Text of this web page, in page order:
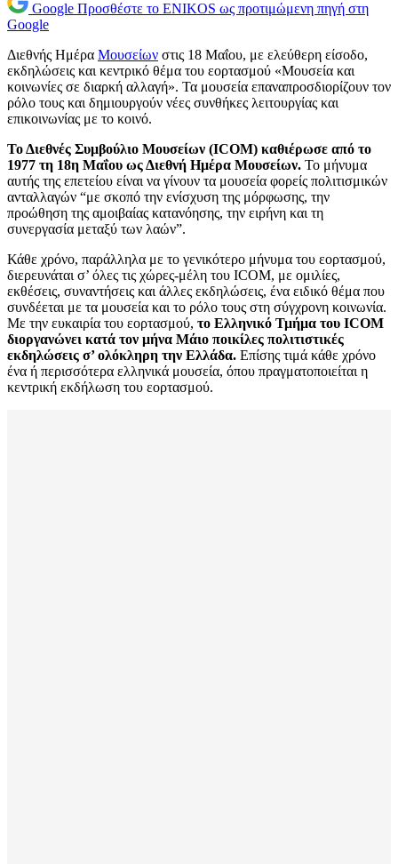
Google Προσθέστε το ENIKOS ως προτιμώμενη πηγή στη
Google
Διεθνής Ημέρα Μουσείων στις 18 Μαΐου, με ελεύθερη είσοδο,
εκδηλώσεις και κεντρικό θέμα του εορτασμού «Μουσεία και
κοινωνίες σε διαρκή αλλαγή». Τα μουσεία επαναπροσδιορίζουν τον
ρόλο τους και δημιουργούν νέες συνθήκες λειτουργίας και
επικοινωνίας με το κοινό.
Το Διεθνές Συμβούλιο Μουσείων (ICOM) καθιέρωσε από το
1977 τη 18η Μαΐου ως Διεθνή Ημέρα Μουσείων. Το μήνυμα
αυτής της επετείου είναι να γίνουν τα μουσεία φορείς πολιτισμικών
ανταλλαγών “με σκοπό την ενίσχυση της μόρφωσης, την
προώθηση της αμοιβαίας κατανόησης, την ειρήνη και τη
συνεργασία μεταξύ των λαών”.
Κάθε χρόνο, παράλληλα με το γενικότερο μήνυμα του εορτασμού,
διερευνάται σ’ όλες τις χώρες-μέλη του ICOM, με ομιλίες,
εκθέσεις, συναντήσεις και άλλες εκδηλώσεις, ένα ειδικό θέμα που
συνδέεται με τα μουσεία και το ρόλο τους στη σύγχρονη κοινωνία.
Με την ευκαιρία του εορτασμού, το Ελληνικό Τμήμα του ICOM
διοργανώνει κατά τον μήνα Μάιο ποικίλες πολιτιστικές
εκδηλώσεις σ’ ολόκληρη την Ελλάδα. Επίσης τιμά κάθε χρόνο
ένα ή περισσότερα ελληνικά μουσεία, όπου πραγματοποιείται η
κεντρική εκδήλωση του εορτασμού.